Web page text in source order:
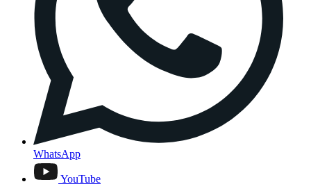
WhatsApp
YouTube